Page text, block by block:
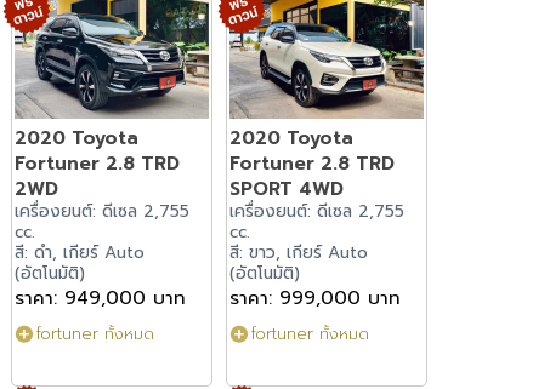
2020 Toyota
Fortuner 2.8 TRD
2WD
เครื่องยนต์: ดีเซล 2,755
cc.
สี: ดำ, เกียร์ Auto
(อัตโนมัติ)
ราคา: 949,000 บาท
fortuner ทั้งหมด
2020 Toyota
Fortuner 2.8 TRD
SPORT 4WD
เครื่องยนต์: ดีเซล 2,755
cc.
สี: ขาว, เกียร์ Auto
(อัตโนมัติ)
ราคา: 999,000 บาท
fortuner ทั้งหมด